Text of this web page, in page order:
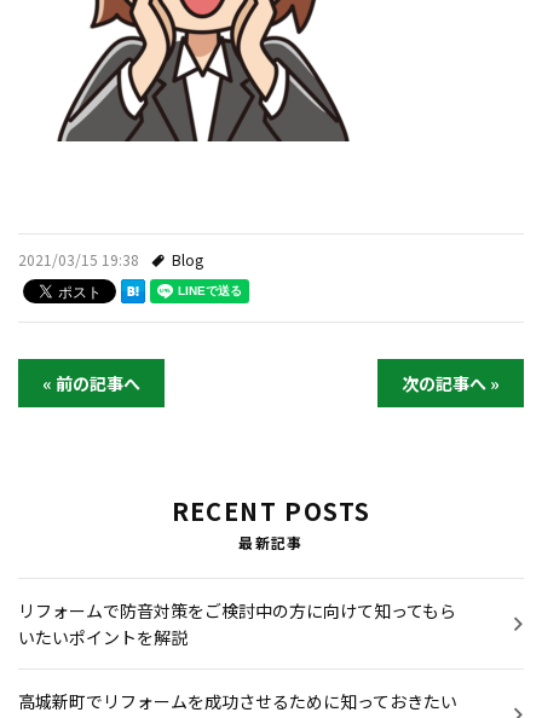
2021/03/15 19:38 Blog
« 前の記事へ 次の記事へ »
RECENT POSTS
最新記事
リフォームで防音対策をご検討中の方に向けて知ってもら
いたいポイントを解説
高城新町でリフォームを成功させるために知っておきたい